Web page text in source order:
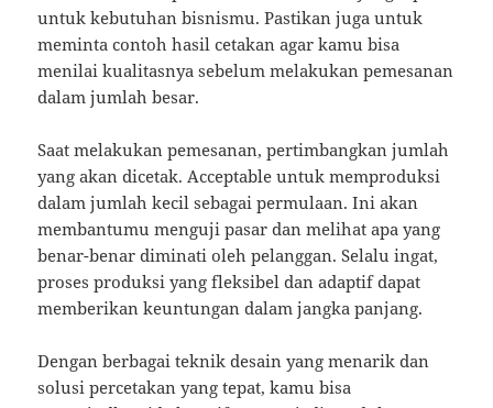
untuk kebutuhan bisnismu. Pastikan juga untuk
meminta contoh hasil cetakan agar kamu bisa
menilai kualitasnya sebelum melakukan pemesanan
dalam jumlah besar.
Saat melakukan pemesanan, pertimbangkan jumlah
yang akan dicetak. Acceptable untuk memproduksi
dalam jumlah kecil sebagai permulaan. Ini akan
membantumu menguji pasar dan melihat apa yang
benar-benar diminati oleh pelanggan. Selalu ingat,
proses produksi yang fleksibel dan adaptif dapat
memberikan keuntungan dalam jangka panjang.
Dengan berbagai teknik desain yang menarik dan
solusi percetakan yang tepat, kamu bisa